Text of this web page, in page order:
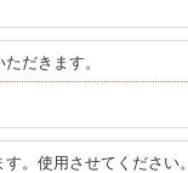
だきます。
。使用させてください。